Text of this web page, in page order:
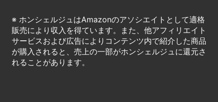
※ ホンシェルジュはAmazonのアソシエイトとして適格
販売により収入を得ています。また、他アフィリエイト
サービスおよび広告によりコンテンツ内で紹介した商品
が購入されると、売上の一部がホンシェルジュに還元さ
れることがあります。